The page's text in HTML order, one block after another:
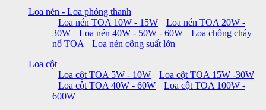
Loa nén - Loa phóng thanh
Loa nén TOA 10W - 15W
Loa nén TOA 20W -
30W
Loa nén 40W - 50W - 60W
Loa chống cháy
nổ TOA
Loa nén công suất lớn
Loa cột
Loa cột TOA 5W - 10W
Loa cột TOA 15W -30W
Loa cột TOA 40W - 60W
Loa cột TOA 100W -
600W